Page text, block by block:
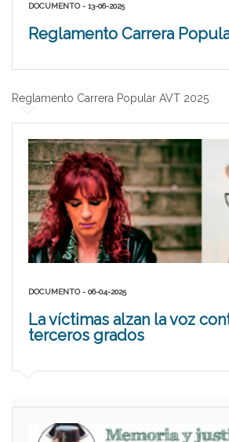
DOCUMENTO - 13-06-2025
Reglamento Carrera
Reglamento Carrera Popular AVT 2025
DOCUMENTO - 06-04-2025
La víctimas alzan la voz
terceros grados